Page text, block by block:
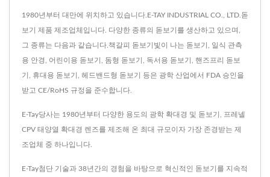
1980년부터 대만에 위치하고 있습니다.E-TAY INDUSTRIAL CO., LTD.돋
보기 제품 제조업체입니다. 다양한 종류의 돋보기를 생산하고 있으며,
그 종류는 다음과 같습니다.책갈피 돋보기빛이 나는 돋보기, 일식 관측
용 안경, 어린이용 돋보기, 돔형 돋보기, 독서용 돋보기, 핸즈프리 돋보
기, 휴대용 돋보기, 헤드밴드형 돋보기 등은 광학 산업에서 FDA 승인을
받고 CE/RoHS 규정을 준수합니다.
E-Tay당사는 1980년부터 다양한 용도의 광학 확대경 및 돋보기, 프레넬
CPV 태양열 확대경 렌즈를 제조해 온 최대 규모이자 가장 존경받는 제
조업체 중 하나입니다.
E-Tay첨단 기술과 38년간의 경험을 바탕으로 혁신적인 돋보기를 지속적